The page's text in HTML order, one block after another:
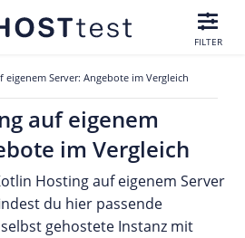
FILTER
Server: Angebote im Vergleich
auf eigenem
im Vergleich
Hosting auf eigenem Server
du hier passende
gehostete Instanz mit